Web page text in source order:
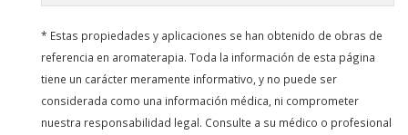
* Estas propiedades y aplicaciones se han obtenido de obras de
referencia en aromaterapia. Toda la información de esta página
tiene un carácter meramente informativo, y no puede ser
considerada como una información médica, ni comprometer
nuestra responsabilidad legal. Consulte a su médico o profesional